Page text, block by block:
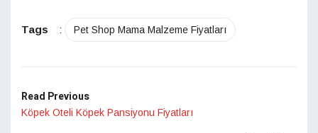
Tags : Pet Shop Mama Malzeme Fiyatları
Read Previous
Köpek Oteli Köpek Pansiyonu Fiyatları